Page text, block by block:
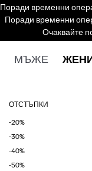
Поради временни
Поради временни
Очаквайте
МЪЖЕ
ОТСТЪПКИ
-20%
-30%
-40%
-50%